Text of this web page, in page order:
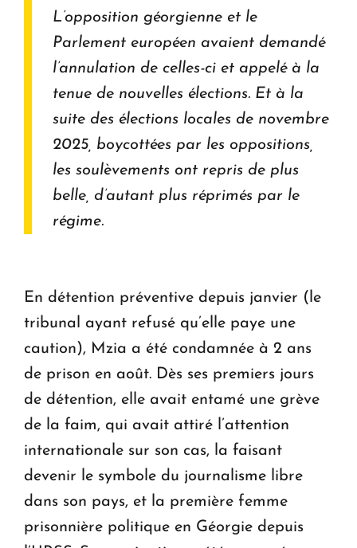
L’opposition géorgienne et le
Parlement européen avaient demandé
l’annulation de celles-ci et appelé à la
tenue de nouvelles élections. Et à la
suite des élections locales de novembre
2025, boycottées par les oppositions,
les soulèvements ont repris de plus
belle, d’autant plus réprimés par le
régime.
En détention préventive depuis janvier (le
tribunal ayant refusé qu’elle paye une
caution), Mzia a été condamnée à 2 ans
de prison en août. Dès ses premiers jours
de détention, elle avait entamé une grève
de la faim, qui avait attiré l’attention
internationale sur son cas, la faisant
devenir le symbole du journalisme libre
dans son pays, et la première femme
prisonnière politique en Géorgie depuis